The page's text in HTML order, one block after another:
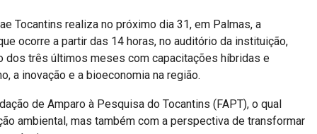
Tocantins realiza no próximo dia 31, em Palmas, a
ocorre a partir das 14 horas, no auditório da instituição,
dos três últimos meses com capacitações híbridas e
a inovação e a bioeconomia na região.
de Amparo à Pesquisa do Tocantins (FAPT), o qual
ambiental, mas também com a perspectiva de transformar